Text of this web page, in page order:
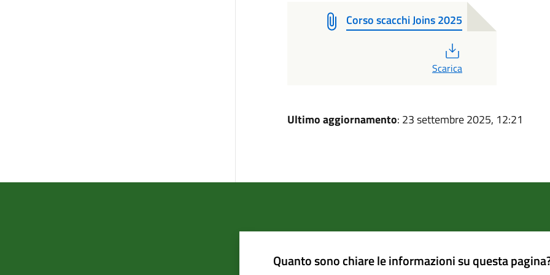
Corso scacchi Joins 2025
Scarica
Ultimo aggiornamento: 23 settembre 2025, 12:21
Quanto sono chiare le informazioni su questa